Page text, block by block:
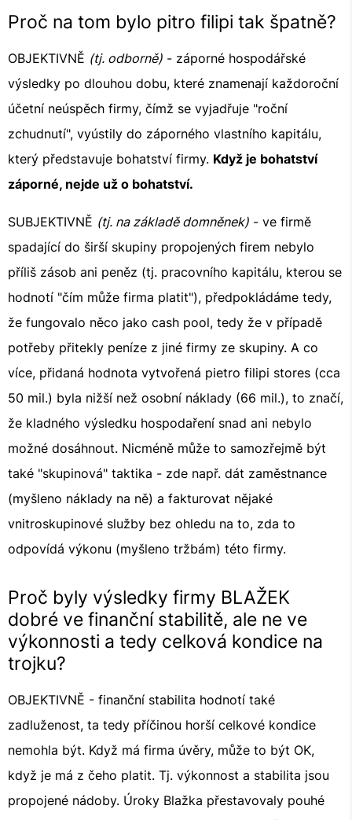
Proč na tom bylo pitro filipi tak špatně?
OBJEKTIVNĚ (tj. odborně) - záporné hospodářské
výsledky po dlouhou dobu, které znamenají každoroční
účetní neúspěch firmy, čímž se vyjadřuje "roční
zchudnutí", vyústily do záporného vlastního kapitálu,
který představuje bohatství firmy. Když je bohatství
záporné, nejde už o bohatství.
SUBJEKTIVNĚ (tj. na základě domněnek) - ve firmě
spadající do širší skupiny propojených firem nebylo
příliš zásob ani peněz (tj. pracovního kapitálu, kterou se
hodnotí "čím může firma platit"), předpokládáme tedy,
že fungovalo něco jako cash pool, tedy že v případě
potřeby přitekly peníze z jiné firmy ze skupiny. A co
více, přidaná hodnota vytvořená pietro filipi stores (cca
50 mil.) byla nižší než osobní náklady (66 mil.), to značí,
že kladného výsledku hospodaření snad ani nebylo
možné dosáhnout. Nicméně může to samozřejmě být
také "skupinová" taktika - zde např. dát zaměstnance
(myšleno náklady na ně) a fakturovat nějaké
vnitroskupinové služby bez ohledu na to, zda to
odpovídá výkonu (myšleno tržbám) této firmy.
Proč byly výsledky firmy BLAŽEK
dobré ve finanční stabilitě, ale ne ve
výkonnosti a tedy celková kondice na
trojku?
OBJEKTIVNĚ - finanční stabilita hodnotí také
zadluženost, ta tedy příčinou horší celkové kondice
nemohla být. Když má firma úvěry, může to být OK,
když je má z čeho platit. Tj. výkonnost a stabilita jsou
propojené nádoby. Úroky Blažka přestavovaly pouhé